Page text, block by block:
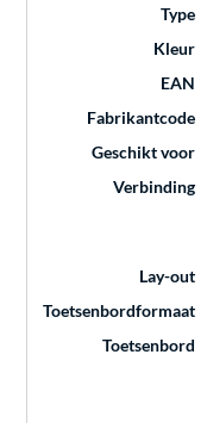
Type
Kleur
EAN
Fabrikantcode
Geschikt voor
Verbinding
Lay-out
Toetsenbordformaat
Toetsenbord